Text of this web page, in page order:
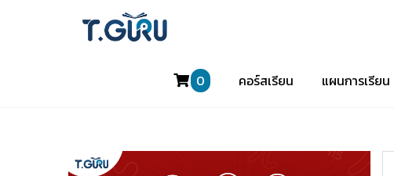
0 คอร์สเรียน แผนการเรียน